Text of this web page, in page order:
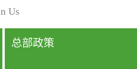
法，空气采样量准确，检
测结果可靠，远胜于其他
检测...
Us
总部政策